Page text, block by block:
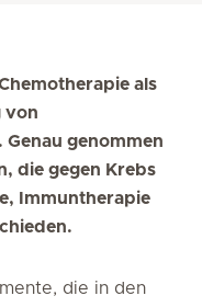
als
von
genommen
die gegen Krebs
Immuntherapie
die in den